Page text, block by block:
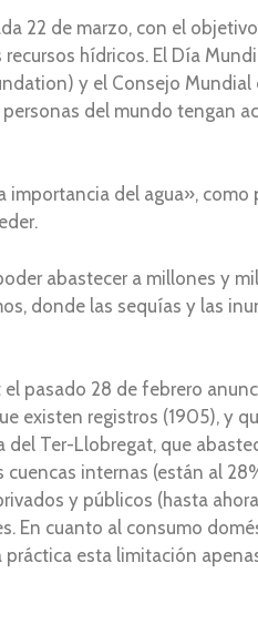
22 de marzo, con el
hídricos. El Día
y el Consejo
del mundo tengan
importancia del agua»,
abastecer a millones y
donde las sequías y las
pasado 28 de febrero
existen registros (1905), y
Ter-Llobregat, que
internas (están al
y públicos (hasta
En cuanto al consumo
esta limitación